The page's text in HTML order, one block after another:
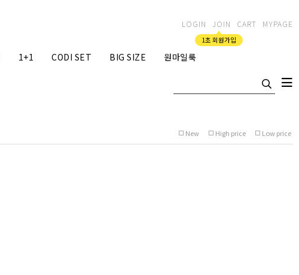
LOGIN JOIN
1초 회원가입
CART MYPAGE
1+1 CODI SET BIG SIZE 원마일룩
New High price Low price